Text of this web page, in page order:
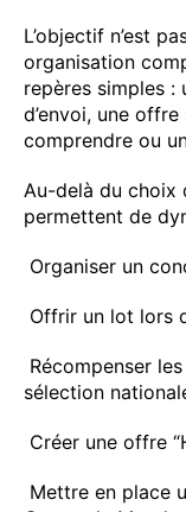
L’objectif n’est
organisation
repères simples :
d’envoi, une
comprendre ou
Au-delà du choix
permettent de
Organiser un
Offrir un lot lors
Récompenser
sélection
Créer une offre
Mettre en place